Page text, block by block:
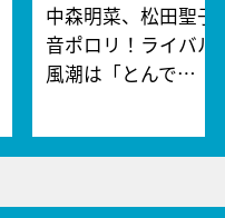
中森明菜、松田聖子
音ポロリ！ライバル
風潮は「とんで…